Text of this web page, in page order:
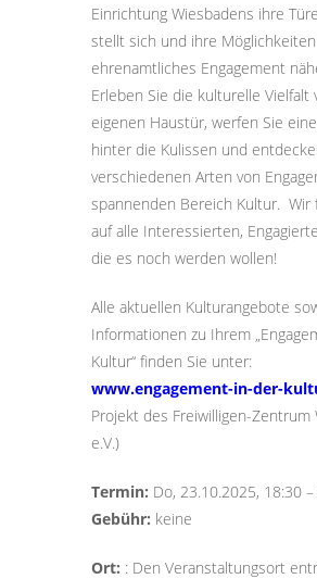
Einrichtung Wiesbadens ihre
stellt sich und ihre
ehrenamtliches Engagement
Erleben Sie die kulturelle Vielfalt
eigenen Haustür, werfen Sie
hinter die Kulissen und
verschiedenen Arten von
spannenden Bereich Kultur. Wir
auf alle Interessierten,
die es noch werden wollen!
Alle aktuellen Kulturangebote
Informationen zu Ihrem
Kultur“ finden Sie unter:
www.engagement-in-der-
Projekt des Freiwilligen-Zentrum
e.V.)
Termin: Do, 23.10.2025, 18:30
Gebühr: keine
Ort: : Den Veranstaltungsort